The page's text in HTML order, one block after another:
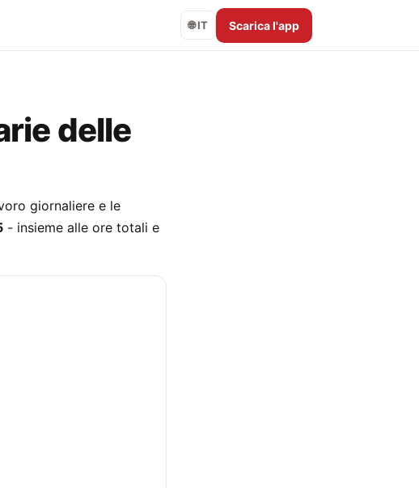
🌐 IT Scarica l'app
delle
giornaliere e le
- insieme alle ore totali e